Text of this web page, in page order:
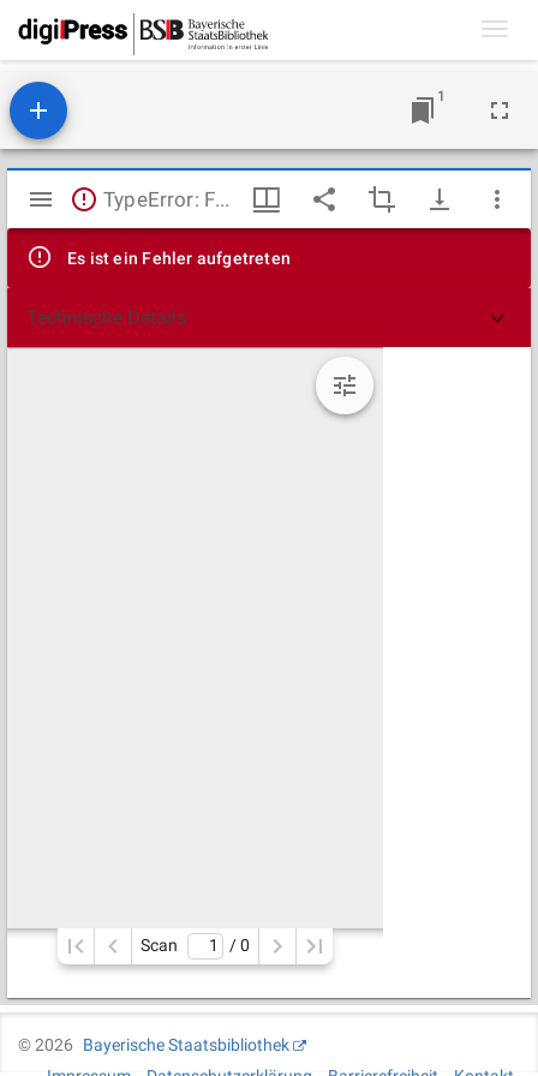
1
Mirador
Viewer
TypeError: Failed to fetch
Es ist ein Fehler aufgetreten
Technische Details
Scan / 0
©2026
Bayerische Staatsbibliothek